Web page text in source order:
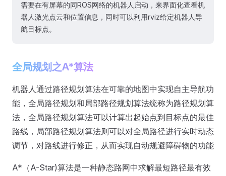
需要在有屏幕的同ROS网络的机器人启动，来界面化查看机
器人激光点云和位置信息，同时可以利用rviz给定机器人导
航目标点。
全局规划之A*算法
机器人通过路径规划算法在可靠的地图中实现自主导航功
能，全局路径规划和局部路径规划算法统称为路径规划算
法，全局路径规划算法可以计算出起始点到目标点的最佳
路线，局部路径规划算法则可以对全局路径进行实时动态
调节，对路线进行修正，从而实现自动规避障碍物的功能
A*（A-Star)算法是一种静态路网中求解最短路径最有效